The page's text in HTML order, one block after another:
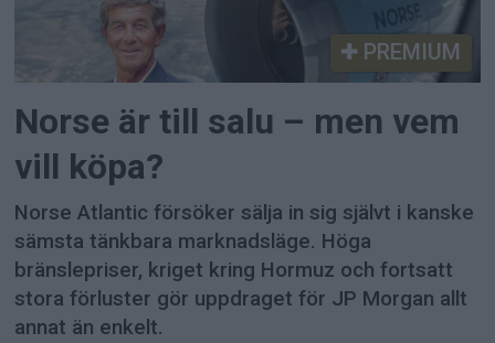
PREMIUM
Norse är till salu – men vem
vill köpa?
Norse Atlantic försöker sälja in sig självt i kanske
sämsta tänkbara marknadsläge. Höga
bränslepriser, kriget kring Hormuz och fortsatt
stora förluster gör uppdraget för JP Morgan allt
annat än enkelt.